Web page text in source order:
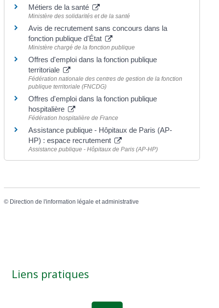
Métiers de la santé
Ministère des solidarités et de la santé
Avis de recrutement sans concours dans la
fonction publique d'État
Ministère chargé de la fonction publique
Offres d'emploi dans la fonction publique
territoriale
Fédération nationale des centres de gestion de la fonction
publique territoriale (FNCDG)
Offres d'emploi dans la fonction publique
hospitalière
Fédération hospitalière de France
Assistance publique - Hôpitaux de Paris (AP-
HP) : espace recrutement
Assistance publique - Hôpitaux de Paris (AP-HP)
© Direction de l'information légale et administrative
Liens pratiques